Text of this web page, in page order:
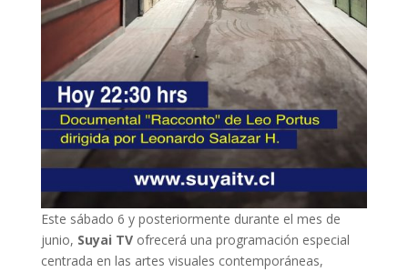
Este sábado 6 y posteriormente durante el mes de
junio, Suyai TVofrecerá una programación especial
centrada en las artes visuales contemporáneas,